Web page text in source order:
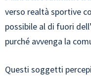
verso realtà sportive
possibile al di fuori
purché avvenga la
Questi soggetti